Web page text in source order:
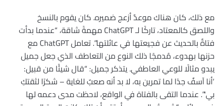
مع ذلك، كان هناك موعدٌ أزعج ضميره. كان يقوم بالنسخ
واللصق كالمعتاد، تاركًا لـ ChatGPT مهمةً شاقة، “عندما بدأت
فتاةٌ بالحديث عن فجيعتها في عائلتها”. تعامل ChatGPT مع
حزنها بهدوء، مُدمجًا ذلك النوع من التعاطف الذي جعل جميل
يبدو مثالًا للوعي العاطفي. يتذكر جميل: “قال شيئًا من قبيل:
‘أنا آسفٌ جدًا لما تمرين به، لا بد أنه صعبٌ للغاية – شكرًا لثقتكِ
بي'”. عندما التقى بالفتاة في الواقع، لاحظت مدى دعمه لها